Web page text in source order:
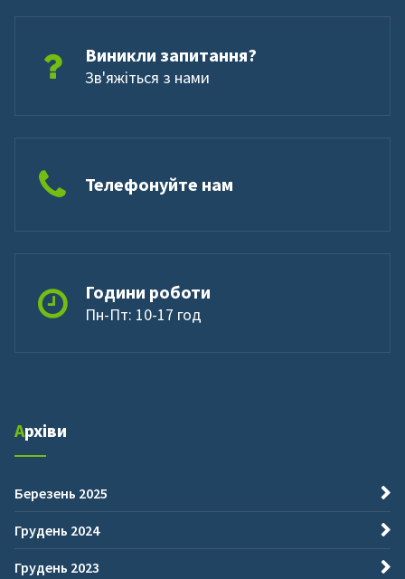
Виникли запитання?
Зв'яжіться з нами
Телефонуйте нам
Години роботи
Пн-Пт: 10-17 год
Архіви
Березень 2025
Грудень 2024
Грудень 2023